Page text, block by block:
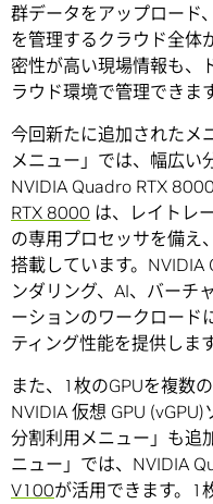
群データをアップロード
を管理するクラウド全体
密性が高い現場情報も、
ラウド環境で管理できます
今回新たに追加されたメ
メニュー」では、幅広い
NVIDIA Quadro RTX
RTX 8000 は、レイトレ
の専用プロセッサを備え
搭載しています。
ンダリング、AI、バーチ
ーションのワークロード
ティング性能を提供します
また、1枚のGPUを複数
NVIDIA 仮想 GPU
分割利用メニュー」も追
ニュー」では、NVIDIA
V100が活用できます。1